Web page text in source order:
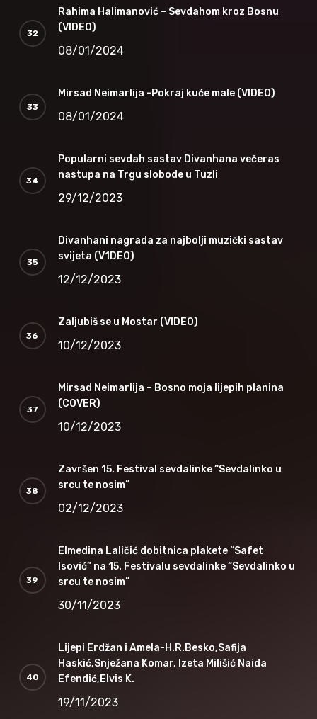
Rahima Halimanović – Sevdahom kroz Bosnu
(VIDEO)
08/01/2024
Mirsad Neimarlija -Pokraj kuće male (VIDEO)
08/01/2024
Popularni sevdah sastav Divanhana večeras
nastupa na Trgu slobode u Tuzli
29/12/2023
Divanhani nagrada za najbolji muzički sastav
svijeta (V1DEO)
12/12/2023
Zaljubiš se u Mostar (VIDEO)
10/12/2023
Mirsad Neimarlija – Bosno moja lijepih planina
(COVER)
10/12/2023
Završen 15. Festival sevdalinke “Sevdalinko u
srcu te nosim”
02/12/2023
Elmedina Laličić dobitnica plakete “Safet
Isović” na 15. Festivalu sevdalinke “Sevdalinko u
srcu te nosim”
30/11/2023
Lijepi Erdžan i Amela-H.R.Besko,Safija
Haskić,Snježana Komar, Izeta Milišić Naida
Efendić,Elvis K.
19/11/2023